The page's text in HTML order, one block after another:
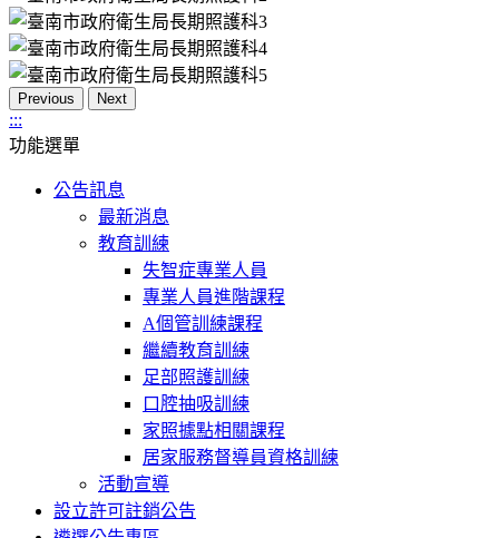
Previous Next
:::
功能選單
公告訊息
最新消息
教育訓練
失智症專業人員
專業人員進階課程
A個管訓練課程
繼續教育訓練
足部照護訓練
口腔抽吸訓練
家照據點相關課程
居家服務督導員資格訓練
活動宣導
設立許可註銷公告